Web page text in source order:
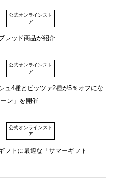
公式オンラインスト
ア
レッド商品が紹介
公式オンラインスト
ア
ュ4種とピッツァ2種が5％オフにな
ン」を開催
公式オンラインスト
ア
フトに最適な「サマーギフト